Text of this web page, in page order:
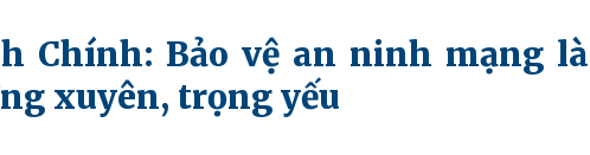
Chính: Bảo vệ an ninh mạng là
xuyên, trọng yếu